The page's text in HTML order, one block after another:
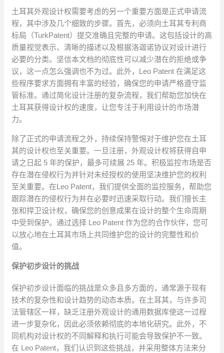
土耳其外观设计权需要考虑的另一个重要方面是正式申请流
程，其中涉及几个细致的步骤。首先，必须向土耳其专利商
标局（TurkPatent）提交准确且完整的申请。这包括设计的高
质量视觉表示、清晰的描述以及根据洛迦诺协议对设计进行
必要的分类。坚信本文档的彻底性可以减少潜在的拒绝或争
议，这一点怎么强调也不为过。此外，Leo Patent 在满足这
些程序要求方面拥有丰富的经验，确保您的申请严格遵守监
管标准。通过简化设计注册的复杂流程，我们帮助您加快在
土耳其获得设计权的速度，让您专注于利用设计的市场潜
力。
除了正式的申请流程之外，持续保持警惕对于维护您在土耳
其的设计权也至关重要。一旦注册，外观设计权将获得自申
请之日起 5 年的保护，最多可续展 25 年。积极监控市场是否
存在潜在侵权行为并针对未经授权的使用坚决维护您的权利
至关重要。在Leo Patent，我们提供全面的监控服务，帮助您
跟踪潜在的侵权行为并在必要时迅速采取行动。我们擅长主
张和捍卫设计权，确保您的创意成果在设计的整个生命周期
中受到保护。通过选择 Leo Patent 作为您的合作伙伴，您可
以放心地在土耳其市场上共同维护您的设计的完整性和价
值。
保护初步设计的挑战
保护初步设计面临的挑战是众多且多方面的，通常源于现有
技术的复杂性和设计趋势的动态本质。在土耳其，与许多司
法管辖区一样，缺乏注册外观设计的通用数据库使这一过程
进一步复杂化，因此必须依赖彻底的本地化研究。此外，不
同机构对设计权的不同解释和执行可能会导致保护不一致。
在 Leo Patent，我们认识到这些挑战，并采用整体方法来分